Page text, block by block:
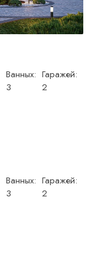
Ванных:
3
Гаражей:
2
Ванных:
3
Гаражей:
2